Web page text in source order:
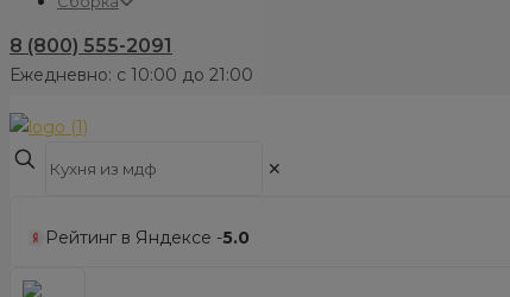
8 (800) 555-2091
Ежедневно: с 10:00 до 21:00
✕
Рейтинг в Яндексе -5.0